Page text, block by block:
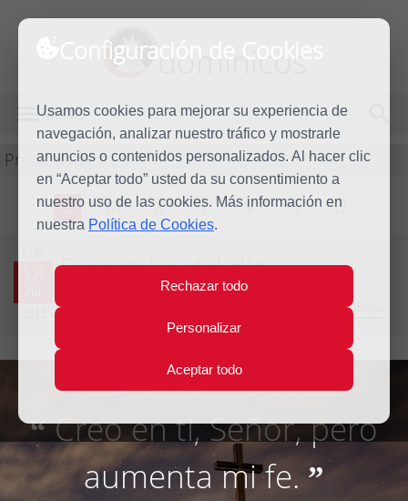
Configuración de Cookies
Usamos cookies para mejorar su experiencia de
navegación, analizar nuestro tráfico y mostrarle
anuncios o contenidos personalizados. Al hacer clic
en “Aceptar todo” usted da su consentimiento a
nuestro uso de las cookies. Más información en
nuestra Política de Cookies.
Rechazar todo
Personalizar
Aceptar todo
dominicos
MENÚ
Predicación
L M X J V S D
Evangelio del día
Decimosexta Semana del Tiempo Ordinario - Año Impar
“Creo en ti, Señor, pero
aumenta mi fe. ”